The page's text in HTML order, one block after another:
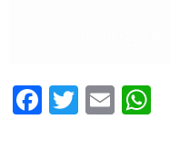
Facebook
Twitter
Email